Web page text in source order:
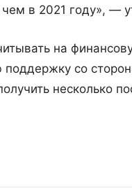
в 2021 году», —
на
поддержку со
несколько